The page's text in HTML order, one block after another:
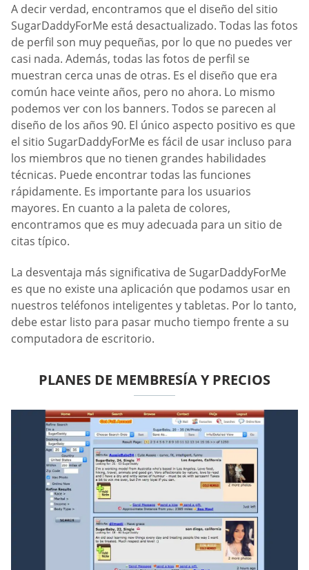
A decir verdad, encontramos que el diseño del sitio
SugarDaddyForMe está desactualizado. Todas las fotos
de perfil son muy pequeñas, por lo que no puedes ver
casi nada. Además, todas las fotos de perfil se
muestran cerca unas de otras. Es el diseño que era
común hace veinte años, pero no ahora. Lo mismo
podemos ver con los banners. Todos se parecen al
diseño de los años 90. El único aspecto positivo es que
el sitio SugarDaddyForMe es fácil de usar incluso para
los miembros que no tienen grandes habilidades
técnicas. Puede encontrar todas las funciones
rápidamente. Es importante para los usuarios
mayores. En cuanto a la paleta de colores,
encontramos que es muy adecuada para un sitio de
citas típico.
La desventaja más significativa de SugarDaddyForMe
es que no existe una aplicación que podamos usar en
nuestros teléfonos inteligentes y tabletas. Por lo tanto,
debe estar listo para pasar mucho tiempo frente a su
computadora de escritorio.
PLANES DE MEMBRESÍA Y PRECIOS